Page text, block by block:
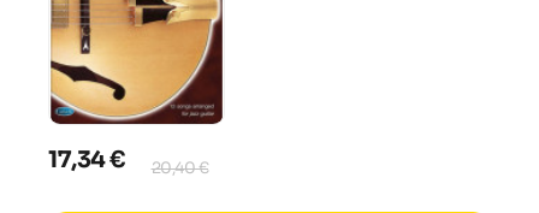
17,34 € 20,40 €